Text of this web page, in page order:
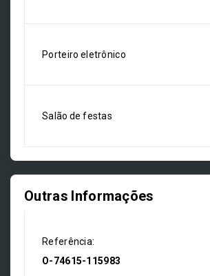
Porteiro eletrônico
Salão de festas
Outras Informações
Referência:
O-74615-115983